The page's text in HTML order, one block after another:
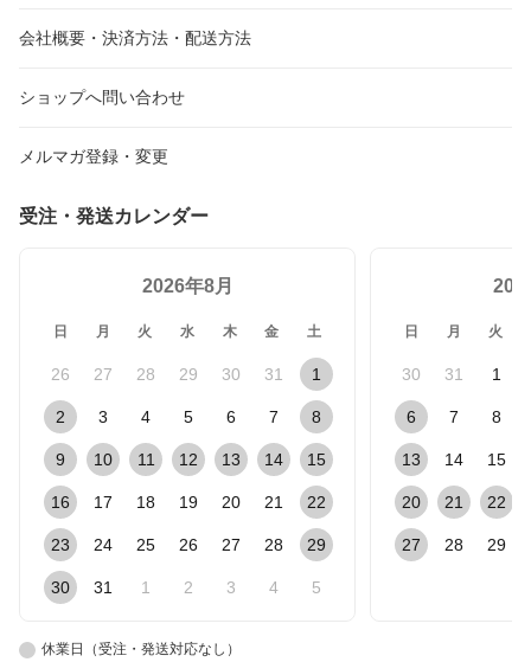
会社概要・決済方法・配送方法
ショップへ問い合わせ
メルマガ登録・変更
受注・発送カレンダー
2026年8月
日 月 火 水 木 金 土
26 27 28 29 30 31 1
2 3 4 5 6 7 8
9 10 11 12 13 14 15
16 17 18 19 20 21 22
23 24 25 26 27 28 29
30 31 1 2 3 4 5
日 月 火
30 31 1
6 7 8
13 14 15
20 21 22
27 28 29
休業日（受注・発送対応なし）